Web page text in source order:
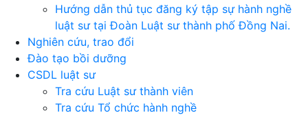
Hướng dẫn thủ tục đăng ký tập sự hành nghề
luật sư tại Đoàn Luật sư thành phố Đồng Nai.
Nghiên cứu, trao đổi
Đào tạo bồi dưỡng
CSDL luật sư
Tra cứu Luật sư thành viên
Tra cứu Tổ chức hành nghề